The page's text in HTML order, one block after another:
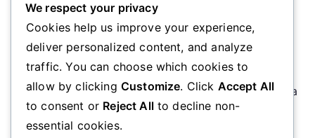
berechtigt sind. Einige Einzelhändler haben
möglicherweise umfangreichere
Auswahlmöglichkeiten als andere.
Kundenservice:Recherchieren Sie den Ruf des
Einzelhändlers in Bezug auf den Kundenservice, da
dies Ihre gesamte Einkaufserfahrung beeinflussen
kann, wenn Probleme auftreten.
We respect your privacy
Cookies help us improve your experience,
deliver personalized content, and analyze
traffic. You can choose which cookies to
allow by clicking Customize. Click Accept All
to consent or Reject Allto decline non-
essential cookies.